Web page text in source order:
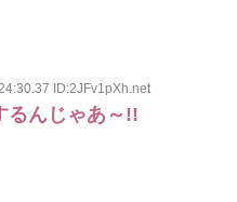
ID:2JFv1pXh.net
るんじゃあ～!!